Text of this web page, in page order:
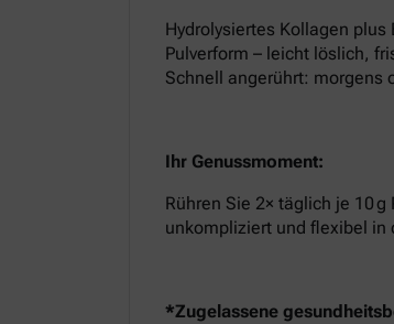
Hydrolysiertes Kollagen
Pulverform – leicht löslich,
Schnell angerührt: morgens
Ihr Genussmoment:
Rühren Sie 2× täglich je 10
unkompliziert und flexibel in
*Zugelassene